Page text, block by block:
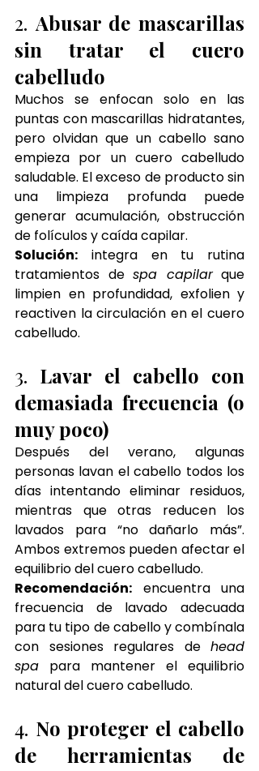
2. Abusar de mascarillas
sin tratar el cuero
cabelludo
Muchos se enfocan solo en las
puntas con mascarillas hidratantes,
pero olvidan que un cabello sano
empieza por un cuero cabelludo
saludable. El exceso de producto sin
una limpieza profunda puede
generar acumulación, obstrucción
de folículos y caída capilar.
Solución: integra en tu rutina
tratamientos de spa capilar que
limpien en profundidad, exfolien y
reactiven la circulación en el cuero
cabelludo.
3. Lavar el cabello con
demasiada frecuencia (o
muy poco)
Después del verano, algunas
personas lavan el cabello todos los
días intentando eliminar residuos,
mientras que otras reducen los
lavados para “no dañarlo más”.
Ambos extremos pueden afectar el
equilibrio del cuero cabelludo.
Recomendación: encuentra una
frecuencia de lavado adecuada
para tu tipo de cabello y combínala
con sesiones regulares de head
spa para mantener el equilibrio
natural del cuero cabelludo.
4. No proteger el cabello
de herramientas de